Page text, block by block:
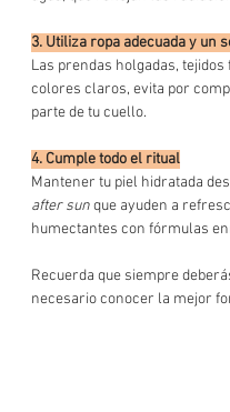
3. Utiliza ropa adecuada y un
Las prendas holgadas,
colores claros, evita por
parte de tu cuello.
4. Cumple todo el ritual
Mantener tu piel hidratada
after sun que ayuden a
humectantes con fórmulas
Recuerda que siempre
necesario conocer la mejor